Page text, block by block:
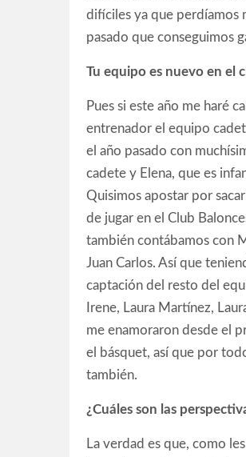
difíciles ya que perdíamos
pasado que conseguimos
Tu equipo es nuevo en el
Pues si este año me haré
entrenador el equipo
el año pasado con
cadete y Elena, que es
Quisimos apostar por
de jugar en el Club
también contábamos con
Juan Carlos. Así que
captación del resto del
Irene, Laura Martínez,
me enamoraron desde el
el básquet, así que por
también.
¿Cuáles son las
La verdad es que, como